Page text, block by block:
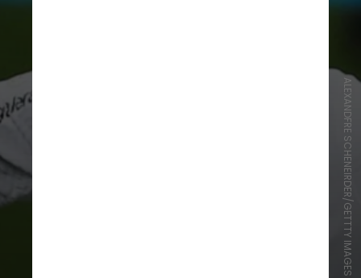
ALEXANDFRE SCHENEIRDER/GETTTY IMAGES